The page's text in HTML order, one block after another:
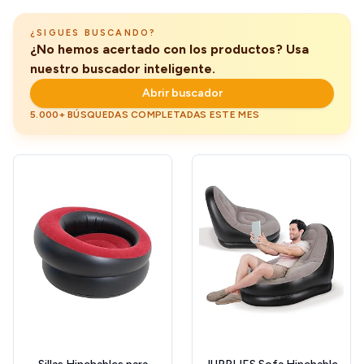
¿SIGUES BUSCANDO?
¿No hemos acertado con los productos? Usa
nuestro buscador inteligente.
Abrir buscador
5.000+ BÚSQUEDAS COMPLETADAS ESTE MES